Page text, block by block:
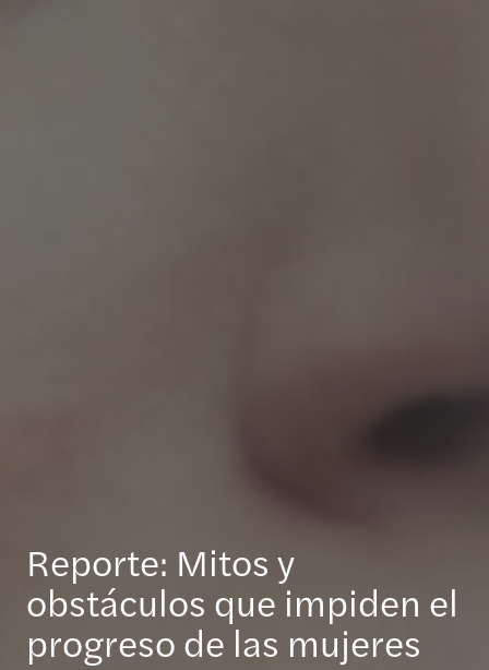
Reporte: Mitos y
obstáculos que impiden el
progreso de las mujeres